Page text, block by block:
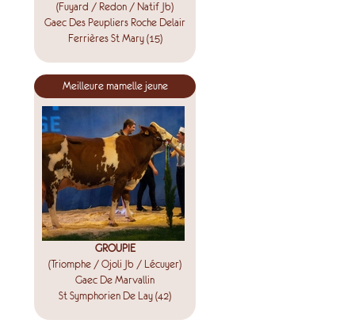
(Fuyard / Redon / Natif Jb)
Gaec Des Peupliers Roche Delair
Ferrières St Mary (15)
Meilleure mamelle jeune
GROUPIE
(Triomphe / Ojoli Jb / Lécuyer)
Gaec De Marvallin
St Symphorien De Lay (42)